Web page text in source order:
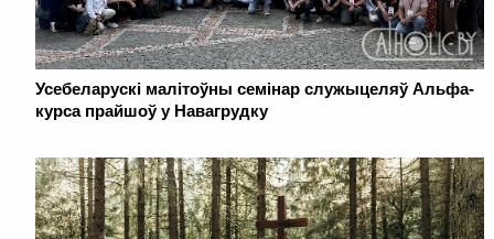
Усебеларускі малітоўны семінар служыцеляў Альфа-
курса прайшоў у Навагрудку